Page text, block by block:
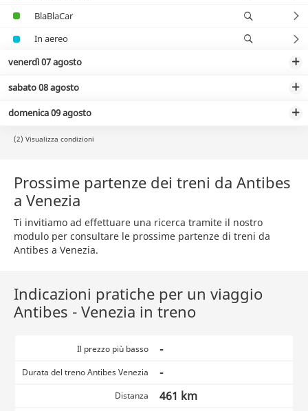
BlaBlaCar
In aereo
venerdì 07 agosto
sabato 08 agosto
domenica 09 agosto
(2) Visualizza condizioni
Prossime partenze dei treni da Antibes
a Venezia
Ti invitiamo ad effettuare una ricerca tramite il nostro
modulo per consultare le prossime partenze di treni da
Antibes a Venezia.
Indicazioni pratiche per un viaggio
Antibes - Venezia in treno
Il prezzo più basso -
Durata del treno Antibes Venezia -
Distanza 461 km